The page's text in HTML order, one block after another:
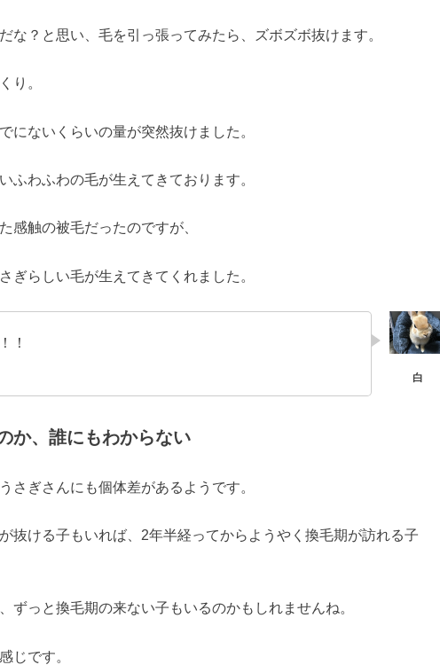
な？と思い、毛を引っ張ってみたら、ズボズボ抜けます。
り。
にないくらいの量が突然抜けました。
ふわふわの毛が生えてきております。
感触の被毛だったのですが、
ぎらしい毛が生えてきてくれました。
！
か、誰にもわからない
さぎさんにも個体差があるようです。
抜ける子もいれば、2年半経ってからようやく換毛期が訪れる子
ずっと換毛期の来ない子もいるのかもしれませんね。
じです。